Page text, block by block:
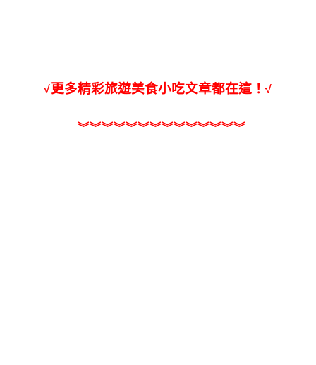
√更多精彩旅遊美食小吃文章都在這！ √
︾︾︾︾︾︾︾︾︾︾︾︾︾︾